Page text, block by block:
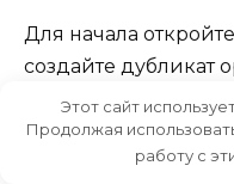
Для начала
создайте дубликат
позволит вам
затрагивая
переключиться на
Этот сайт
Продолжая
работу с